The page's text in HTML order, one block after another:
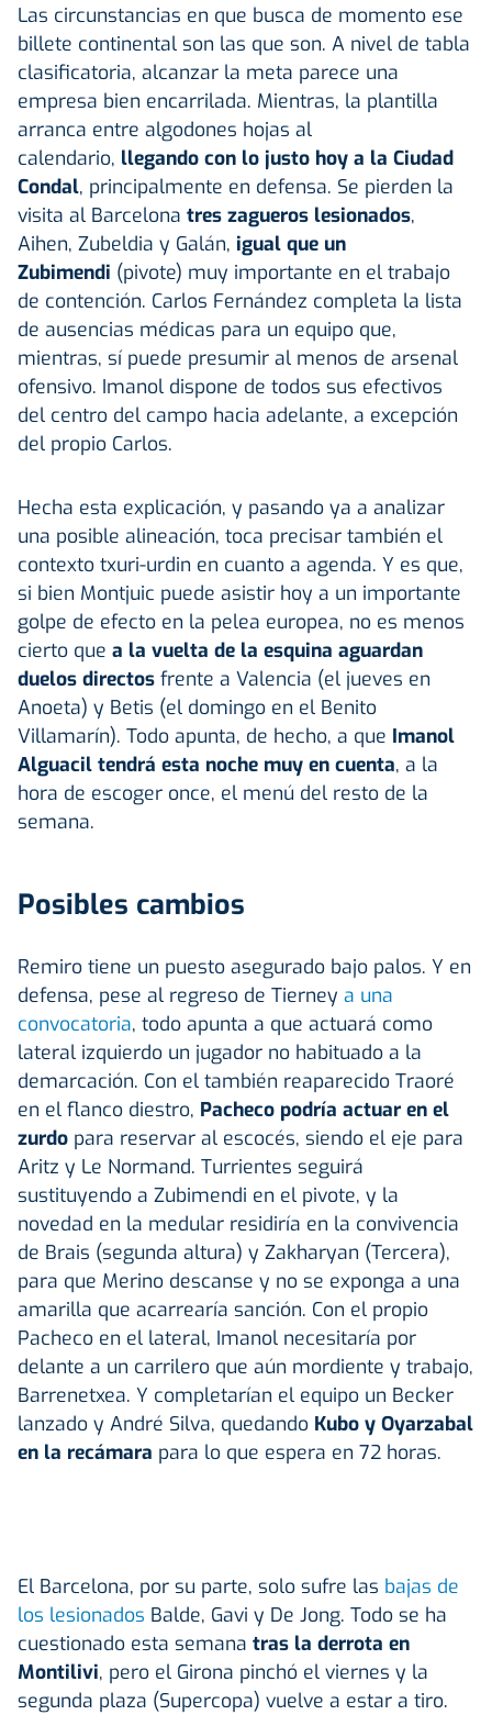
Las circunstancias en que busca de momento ese
billete continental son las que son. A nivel de tabla
clasificatoria, alcanzar la meta parece una
empresa bien encarrilada. Mientras, la plantilla
arranca entre algodones hojas al
calendario, llegando con lo justo hoy a la Ciudad
Condal, principalmente en defensa. Se pierden la
visita al Barcelona tres zagueros lesionados,
Aihen, Zubeldia y Galán, igual que un
Zubimendi (pivote) muy importante en el trabajo
de contención. Carlos Fernández completa la lista
de ausencias médicas para un equipo que,
mientras, sí puede presumir al menos de arsenal
ofensivo. Imanol dispone de todos sus efectivos
del centro del campo hacia adelante, a excepción
del propio Carlos.
Hecha esta explicación, y pasando ya a analizar
una posible alineación, toca precisar también el
contexto txuri-urdin en cuanto a agenda. Y es que,
si bien Montjuic puede asistir hoy a un importante
golpe de efecto en la pelea europea, no es menos
cierto que a la vuelta de la esquina aguardan
duelos directos frente a Valencia (el jueves en
Anoeta) y Betis (el domingo en el Benito
Villamarín). Todo apunta, de hecho, a que Imanol
Alguacil tendrá esta noche muy en cuenta, a la
hora de escoger once, el menú del resto de la
semana.
Posibles cambios
Remiro tiene un puesto asegurado bajo palos. Y en
defensa, pese al regreso de Tierney a una
convocatoria, todo apunta a que actuará como
lateral izquierdo un jugador no habituado a la
demarcación. Con el también reaparecido Traoré
en el flanco diestro, Pacheco podría actuar en el
zurdo para reservar al escocés, siendo el eje para
Aritz y Le Normand. Turrientes seguirá
sustituyendo a Zubimendi en el pivote, y la
novedad en la medular residiría en la convivencia
de Brais (segunda altura) y Zakharyan (Tercera),
para que Merino descanse y no se exponga a una
amarilla que acarrearía sanción. Con el propio
Pacheco en el lateral, Imanol necesitaría por
delante a un carrilero que aún mordiente y trabajo,
Barrenetxea. Y completarían el equipo un Becker
lanzado y André Silva, quedando Kubo y Oyarzabal
en la recámara para lo que espera en 72 horas.
El Barcelona, por su parte, solo sufre las bajas de
los lesionados Balde, Gavi y De Jong. Todo se ha
cuestionado esta semana tras la derrota en
Montilivi, pero el Girona pinchó el viernes y la
segunda plaza (Supercopa) vuelve a estar a tiro.